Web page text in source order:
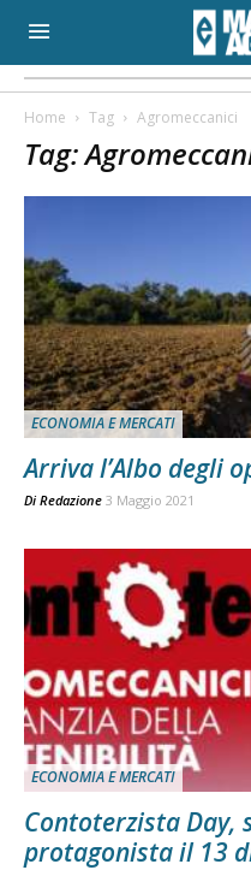
Home Tag Agromeccanici
Tag:
ECONOMIA E MERCATI
Arriva l’Albo degli
Di Redazione 3 Maggio 2021
ECONOMIA E MERCATI
Contoterzista Day,
protagonista il 13